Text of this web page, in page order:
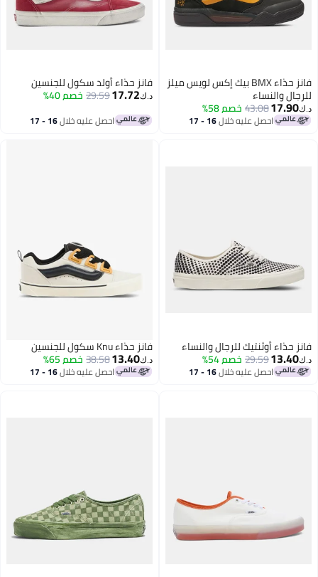
فانز حذاء BMX بيك إكس لويس ميلز
للرجال والنساء
د.ك‏17.90
43.08خصم 58%
احصل عليه خلال 16 - 17
فانز حذاء أولد سكول للجنسين
د.ك‏17.72
29.59خصم 40%
احصل عليه خلال 16 - 17
فانز حذاء أوثنتيك للرجال والنساء
د.ك‏13.40
29.59خصم 54%
احصل عليه خلال 16 - 17
فانز حذاء Knu سكول للجنسين
د.ك‏13.40
38.58خصم 65%
احصل عليه خلال 16 - 17